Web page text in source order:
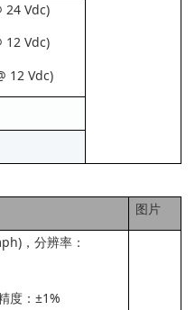
24 Vdc)
12 Vdc)
12 Vdc)
图片
，分辨率：
度：±1%